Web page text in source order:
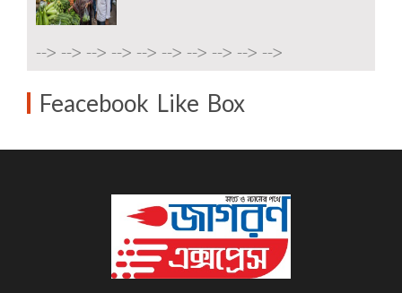
--> --> --> --> --> --> --> --> --> -->
Feacebook Like Box